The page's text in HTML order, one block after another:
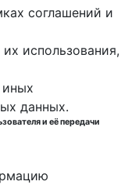
соглашений и
использования,
иных
данных.
и её передачи